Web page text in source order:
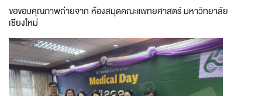
ขอขอบคุณภาพถ่ายจาก ห้องสมุดคณะแพทยศาสตร์ มหาวิทยาลัย
เชียงใหม่